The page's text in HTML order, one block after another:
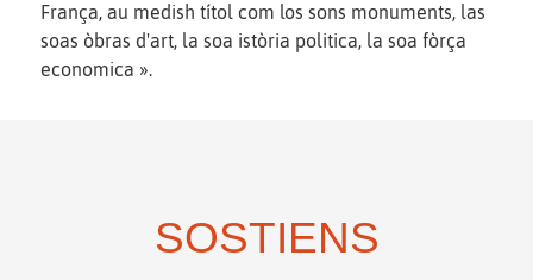
França, au medish títol com los sons monuments, las
soas òbras d'art, la soa istòria politica, la soa fòrça
economica ».
SOSTIENS